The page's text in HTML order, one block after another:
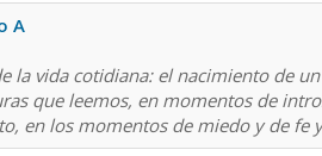
A
la vida cotidiana: el nacimiento de
que leemos, en momentos de
en los momentos de miedo y de fe